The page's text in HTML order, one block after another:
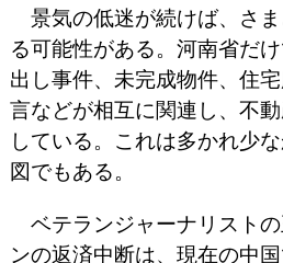
景気の低迷が続けば、さ
る可能性がある。河南省だ
出し事件、未完成物件、住
言などが相互に関連し、不
している。これは多かれ少
図でもある。
ベテランジャーナリスト
ンの返済中断は、現在の中